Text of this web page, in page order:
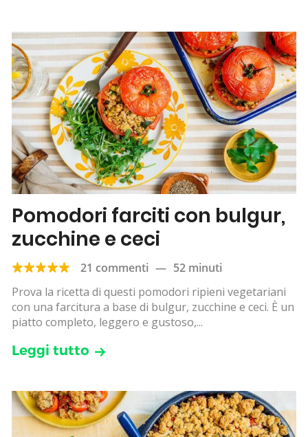
Pomodori farciti con bulgur,
zucchine e ceci
21 commenti — 52 minuti
Prova la ricetta di questi pomodori ripieni vegetariani
con una farcitura a base di bulgur, zucchine e ceci. È un
piatto completo, leggero e gustoso,...
Leggi tutto